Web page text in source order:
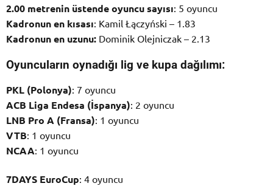
2.00 metrenin üstende oyuncu sayısı: 5 oyuncu
Kadronun en kısası: Kamil Łączyński – 1.83
Kadronun en uzunu: Dominik Olejniczak – 2.13
Oyuncuların oynadığı lig ve kupa dağılımı:
PKL (Polonya): 7 oyuncu
ACB Liga Endesa (İspanya): 2 oyuncu
LNB Pro A (Fransa): 1 oyuncu
VTB: 1 oyuncu
NCAA: 1 oyuncu
7DAYS EuroCup: 4 oyuncu